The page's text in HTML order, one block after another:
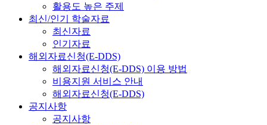
활용도 높은 주제
최신/인기 학술자료
최신자료
인기자료
해외자료신청(E-DDS)
해외자료신청(E-DDS) 이용 방법
비용지원 서비스 안내
해외자료신청(E-DDS)
공지사항
공지사항